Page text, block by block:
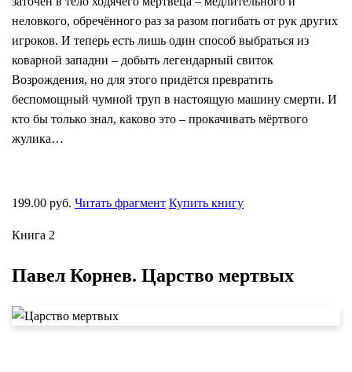
неловкого, обречённого раз за разом погибать от рук других
игроков. И теперь есть лишь один способ выбраться из
коварной западни – добыть легендарный свиток
Возрождения, но для этого придётся превратить
беспомощный чумной труп в настоящую машину смерти. И
кто бы только знал, каково это – прокачивать мёртвого
жулика…
199.00 руб. Читать фрагмент Купить книгу
Книга 2
Павел Корнев. Царство мертвых